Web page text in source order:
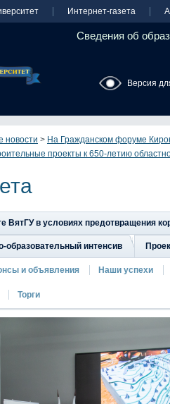
Интернет-газета
Сведения об
Версия
новости > На Гражданском форуме
проекты к 650-летию
ВятГУ в условиях предотвращения
образовательный интенсив
и объявления Наши успехи
Торги